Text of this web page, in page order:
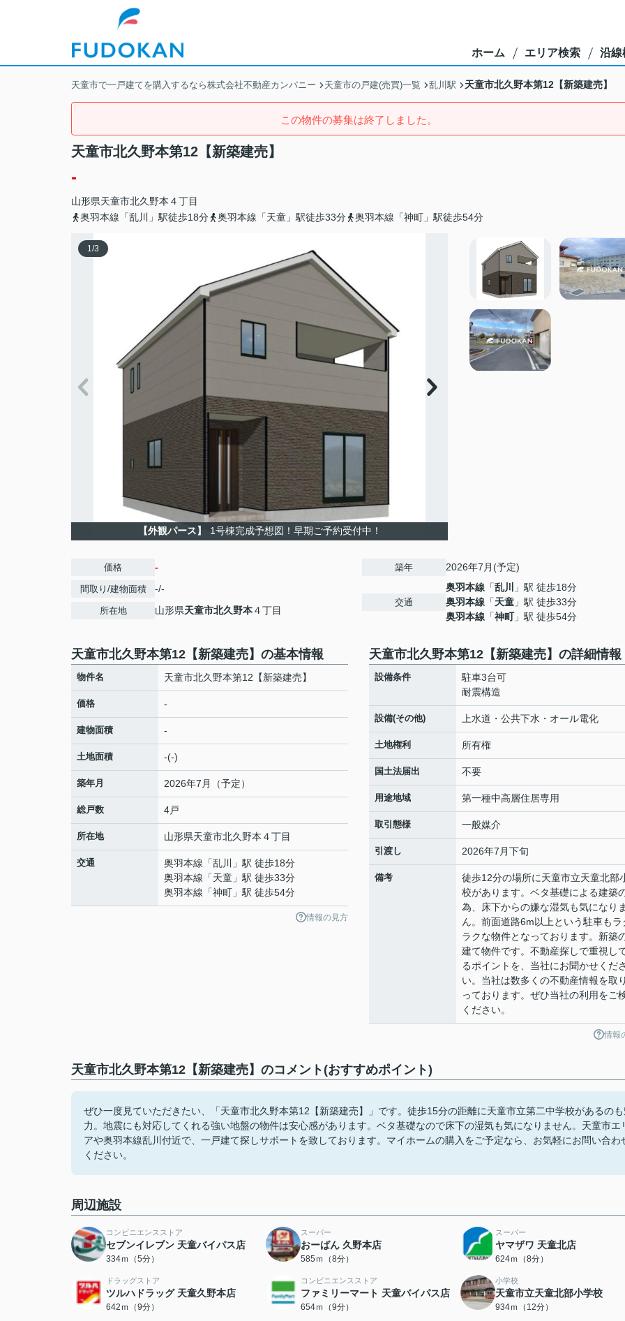
ホーム エリア検索 沿線
天童市で一戸建てを購入するなら株式会社不動産カンパニー 天童市の戸建(売買)一覧 乱川駅 天童市北久野本第12【新築建売】
この物件の募集は終了しました。
天童市北久野本第12【新築建売】
-
山形県天童市北久野本 ４丁目
奥羽本線「乱川」駅徒歩18分
奥羽本線「天童」駅徒歩33分 奥羽本線「神町」駅徒歩54分
1/3
【外観パース】 1号棟完成予想図！早期ご予約受付中！
価格 -
間取り/建物面積 -/-
所在地 山形県天童市北久野本４丁目
築年 2026年7月(予定)
交通
奥羽本線 「乱川
」駅 徒歩18分
奥羽本線 「天童 」駅 徒歩33分
奥羽本線 「神町」駅 徒歩54分
天童市北久野本第12【新築建売】の基本情報
物件名 天童市北久野本第12【新築建売】
価格 -
建物面積 -
土地面積 -(-)
築年月 2026年7月（予定）
総戸数 4戸
所在地 山形県天童市北久野本 ４丁目
交通 奥羽本線 「乱川
」駅 徒歩18分
奥羽本線 「天童 」駅 徒歩33分
奥羽本線 「神町 」駅 徒歩54分
情報の見方
天童市北久野本第12【新築建売】の詳細情報
設備条件
駐車3台可
耐震構造
設備(その他) 上水道・公共下水・オール電化
土地権利 所有権
国土法届出 不要
用途地域 第一種中高層住居専用
取引態様 一般媒介
引渡し 2026年7月下旬
備考
徒歩12分の場所に天童市立天童北部
校があります。ベタ基礎による建築
為、床下からの嫌な湿気も気になり
ん。前面道路6m以上という駐車もラ
ラクな物件となっております。新築
建て物件です。不動産探しで重視し
るポイントを、当社にお聞かせくださ
い。当社は数多くの不動産情報を取
っております。ぜひ当社の利用をご
ください。
情報
天童市北久野本第12【新築建売】のコメント(おすすめポイント)
ぜひ一度見ていただきたい、「天童市北久野本第12【新築建売】」です。徒歩15分の距離に天童市立第二中学校があるの
力。地震にも対応してくれる強い地盤の物件は安心感があります。ベタ基礎なので床下の湿気も気になりません。天童市エ
アや奥羽本線乱川付近で、一戸建て探しサポートを致しております。マイホームの購入をご予定なら、お気軽にお問い合わ
ください。
周辺施設
コンビニエンスストア
セブンイレブン 天童バイパス店
334ｍ（5分）
スーパー
おーばん 久野本店
585ｍ（8分）
スーパー
ヤマザワ 天童北店
624ｍ（8分）
ドラッグストア
ツルハドラッグ 天童久野本店
642ｍ（9分）
コンビニエンスストア
ファミリーマート 天童バイパス店
654ｍ（9分）
小学校
天童市立天童北部小学校
934ｍ（12分）